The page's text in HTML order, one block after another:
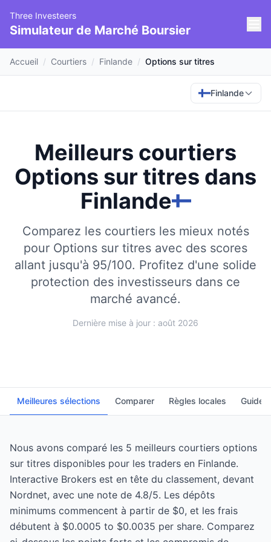
Three Investeers
Simulateur de Marché Boursier
Accueil / Courtiers / Finlande / Options sur titres
Finlande
Meilleurs courtiers
Options sur titres dans
Finlande
Comparez les courtiers les mieux notés
pour Options sur titres avec des scores
allant jusqu'à 95/100. Profitez d'une solide
protection des investisseurs dans ce
marché avancé.
Dernière mise à jour : août 2026
Meilleures sélections Comparer Règles locales Guide
Nous avons comparé les 5 meilleurs courtiers options
sur titres disponibles pour les traders en Finlande.
Interactive Brokers est en tête du classement, devant
Nordnet, avec une note de 4.8/5. Les dépôts
minimums commencent à partir de $0, et les frais
débutent à $0.0005 to $0.0035 per share. Comparez